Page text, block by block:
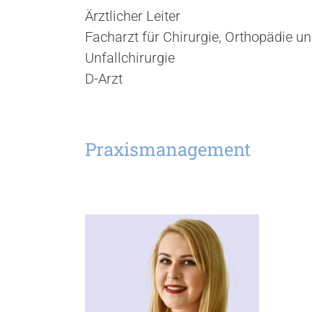
Ärztlicher Leiter
Facharzt für Chirurgie, Orthopädie
Unfallchirurgie
D-Arzt
Praxismanagement